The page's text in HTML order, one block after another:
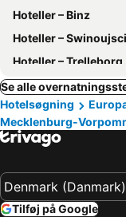
Hoteller – Binz
Hoteller –
Hoteller – Trelleborg
Se alle
Hotelsøgning
Mecklenburg-
Tilføj på Google